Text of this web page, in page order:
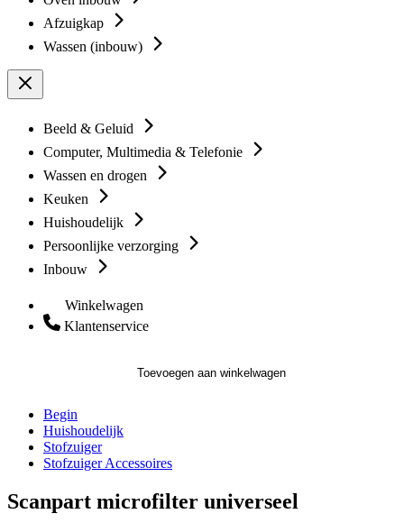
Afzuigkap
Wassen (inbouw)
Beeld & Geluid
Computer, Multimedia & Telefonie
Wassen en drogen
Keuken
Huishoudelijk
Persoonlijke verzorging
Inbouw
Winkelwagen
Klantenservice
Toevoegen aan winkelwagen
Begin
Huishoudelijk
Stofzuiger
Stofzuiger Accessoires
Scanpart microfilter universeel